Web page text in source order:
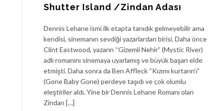
Shutter Island /Zindan Adası
Dennis Lehane ismi ilk etapta tanıdık gelmeyebilir ama
kendisi, sinemanın sevdiği yazarlardan birisi. Daha önce
Clint Eastwood, yazarın “Gizemli Nehir” (Mystic River)
adlı romanını sinemaya uyarlamış ve büyük başarı elde
etmişti. Daha sonra da Ben Affleck “Kızımı kurtarın’ı”
(Gone Baby Gone) perdeye taşıdı ve çok olumlu
eleştiriler aldı. Yine bir Dennis Lehane Romanı olan
Zindan […]